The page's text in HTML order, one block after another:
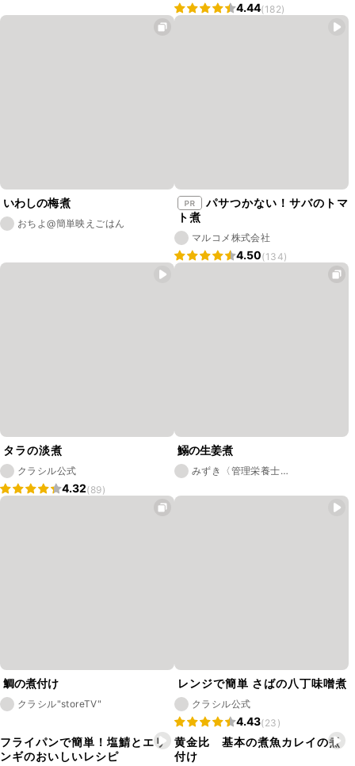
4.44(182)
いわしの梅煮
おちよ@簡単映えごはん
ト煮
マルコメ株式会社
4.50(134)
タラの淡煮
クラシル公式
4.32(89)
鰯の生姜煮
みずき〈管理栄養士
鯛の煮付け
クラシル"storeTV"
レンジで簡単 さばの八丁味噌煮
クラシル公式
4.43(23)
フライパンで簡単！塩鯖とエリ
ンギのおいしいレシピ
黄金比 基本の煮魚カレイの煮
付け